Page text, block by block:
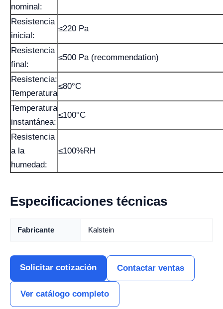
nominal:
Resistencia
inicial:
≤220 Pa
Resistencia
final:
≤500 Pa (recommendation)
Resistencia:
Temperatura
≤80°C
Temperatura
instantánea:
≤100°C
Resistencia
a la
humedad:
≤100%RH
Especificaciones técnicas
Fabricante Kalstein
Solicitar cotización Contactar ventas
Ver catálogo completo